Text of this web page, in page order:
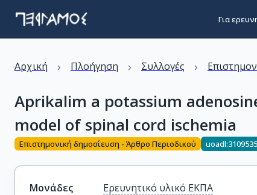
Για
Αρχική › Πλοήγηση › Συλλογές ›
Aprikalim a potassium
model of spinal cord ischemia
Επιστημονική δημοσίευση - Άρθρο Περιοδικού uoadl:3109535
Μονάδες
Ερευνητικό υλικό ΕΚΠΑ